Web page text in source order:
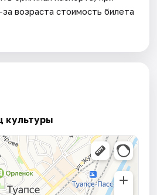
возраста стоимость билета
культуры